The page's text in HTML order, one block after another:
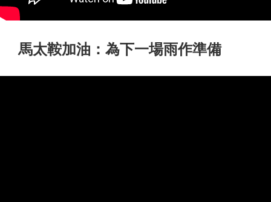
馬太鞍加油：為下一場雨作準備